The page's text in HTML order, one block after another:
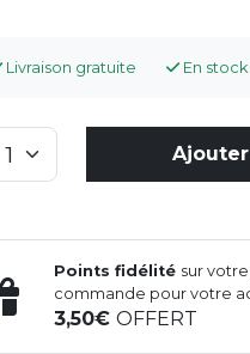
Livraison gratuite En
Points fidélité sur
commande pour votre
3,50OFFERT